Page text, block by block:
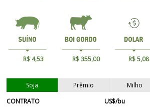
R$ 4,53 R$ 355,00 R$ 5,08
Soja Prêmio Milho
CONTRATO
US$/bu